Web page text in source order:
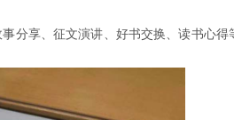
分享、征文演讲、好书交换、读书心